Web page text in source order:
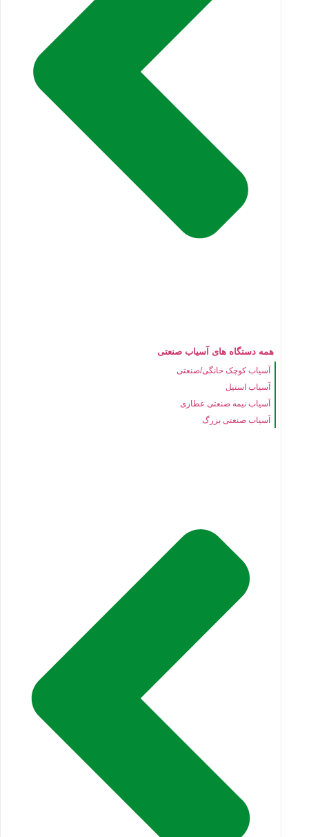
همه دستگاه های آسیاب صنعتی
آسیاب کوچک خانگی/صنعتی
آسیاب استیل
آسیاب نیمه صنعتی عطاری
آسیاب صنعتی بزرگ